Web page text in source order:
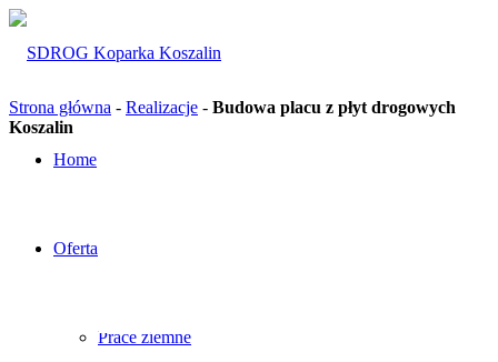
Home
Oferta
Prace ziemne
Strona główna - Realizacje - Budowa placu z płyt drogowych
Koszalin